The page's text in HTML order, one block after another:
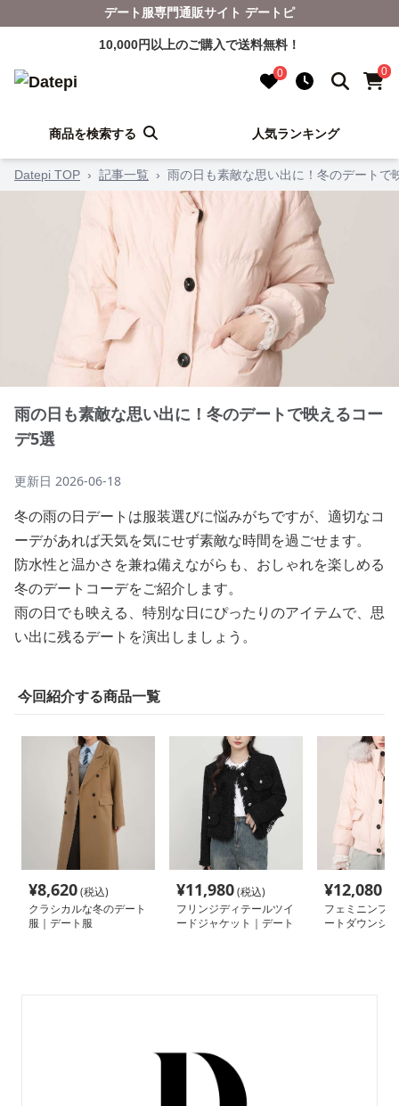
デート服専門通販サイト デートピ
10,000円以上のご購入で送料無料！
0 0
商品を検索する 人気ランキング
Datepi TOP › 記事一覧 › 雨の日も素敵な思い出に！冬のデートで
雨の日も素敵な思い出に！冬のデートで映えるコー
デ5選
更新日 2026-06-18
冬の雨の日デートは服装選びに悩みがちですが、適切なコ
ーデがあれば天気を気にせず素敵な時間を過ごせます。
防水性と温かさを兼ね備えながらも、おしゃれを楽しめる
冬のデートコーデをご紹介します。
雨の日でも映える、特別な日にぴったりのアイテムで、思
い出に残るデートを演出しましょう。
今回紹介する商品一覧
¥8,620(税込)
クラシカルな冬のデート
服｜デート服
¥11,980(税込)
フリンジディテールツイ
ードジャケット｜デート
¥12,080
フェミニンフ
ートダウンジ